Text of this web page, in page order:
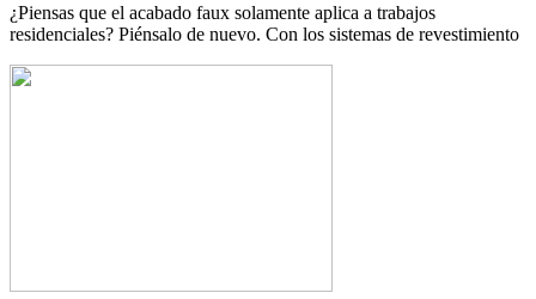
¿Piensas que el acabado faux solamente aplica a trabajos
residenciales? Piénsalo de nuevo. Con los sistemas de revestimiento